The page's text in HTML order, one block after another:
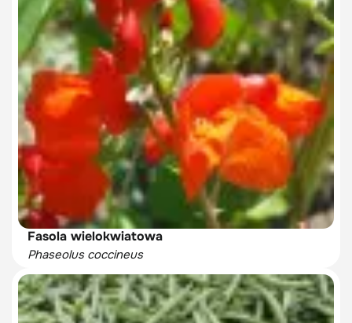
Fasola wielokwiatowa
Phaseolus coccineus